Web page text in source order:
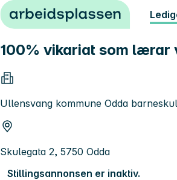
Hopp til innhold
100% vikariat som lærar
Ullensvang kommune Odda
Skulegata 2, 5750 Odda
Stillingsannonsen er inaktiv.